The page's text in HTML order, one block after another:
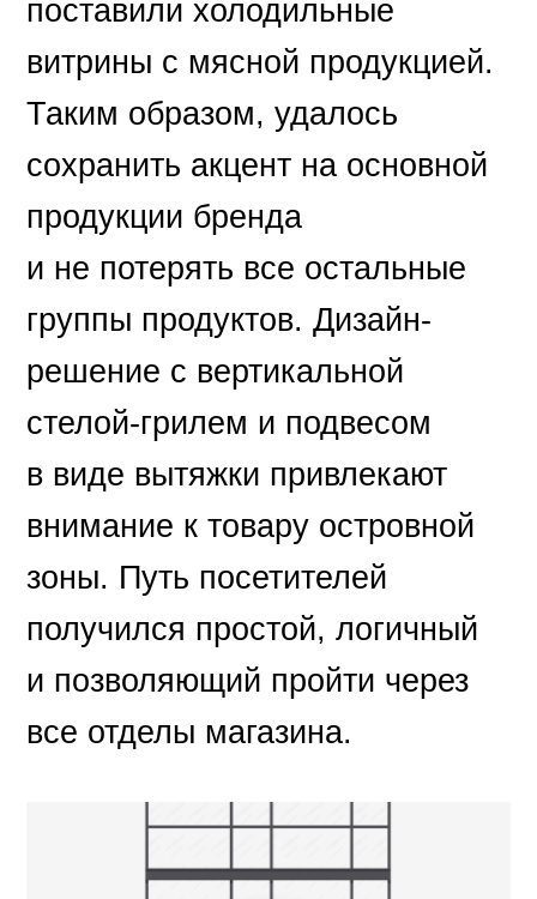
поставили холодильные
витрины с мясной продукцией.
Таким образом, удалось
сохранить акцент на основной
продукции бренда
и не потерять все остальные
группы продуктов. Дизайн-
решение с вертикальной
стелой-грилем и подвесом
в виде вытяжки привлекают
внимание к товару островной
зоны. Путь посетителей
получился простой, логичный
и позволяющий пройти через
все отделы магазина.